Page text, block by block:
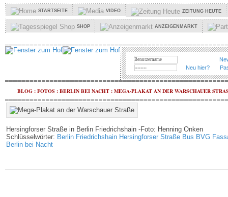
STARTSEITE VIDEO ZEITUNG HEUTE
SHOP ANZEIGENMARKT
Neu hier?
BLOG : FOTOS : BERLIN BEI NACHT : MEGA-PLAKAT AN DER WARSCHAUER
Hersingforser Straße in Berlin Friedrichshain -Foto: Henning Onken
Schlüsselwörter: Berlin Friedrichshain Hersingforser Straße Bus BVG
Berlin bei Nacht